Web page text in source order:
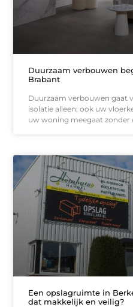
Duurzaam verbouwen
Brabant
Duurzaam verbouwen gaat
isolatie alleen; ook uw
uw woning meegaat zonder
Een opslagruimte in
dat makkelijk en veilig?